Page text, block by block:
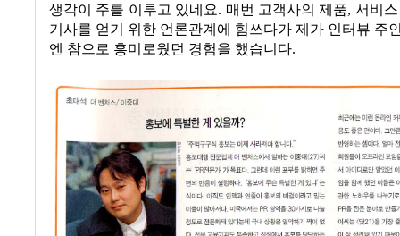
생각이 주를 이루고 있네요. 매번 고객사의 제품, 서비
기사를 얻기 위한 언론관계에 힘쓰다가 제가 인터뷰 주
엔 참으로 흥미로웠던 경험을 했습니다.